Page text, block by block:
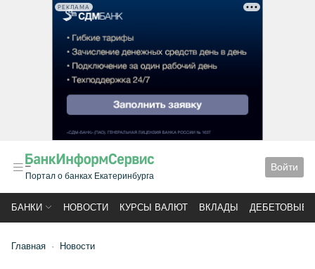
РЕКЛАМА
Портал о банках Екатеринбурга
Войти
БАНКИ НОВОСТИ КУРСЫ ВАЛЮТ ВКЛАДЫ ДЕБЕТОВЫЕ
Главная Новости